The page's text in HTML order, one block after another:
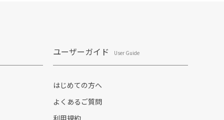
ユーザーガイド User Guide
はじめての方へ
よくあるご質問
利用規約